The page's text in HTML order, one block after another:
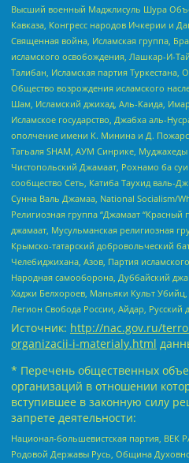
Высший военный Маджлисуль Шура
Кавказа, Конгресс народов Ичкерии и
Священная война, Исламская группа,
исламского освобождения, Лашкар-И-
Талибан, Исламская партия
Общество возрождения исламского
Шам, Исламский джихад, Аль-Каида,
Исламское государство, Джабха аль-
ополчение имени К. Минина и Д.
Тагьаля SHAM, АУМ Синрике,
Чистопольский Джамаат, Рохнамо ба
сообщество Сеть, Катиба Таухид валь-
Сунна Валь Джамаа, National Socialism/
Религиозная группа “Джамаат “Красный
джамаат, Мусульманская религиозная
Крымско-татарский добровольческий
Челебиджихана, Азов, Партия
Народная самооборона, Дуббайский
Хаджи Белхороев, Маньяки Культ
Легион Свобода России, Айдар, Русский
Источник: http://nac.gov.ru/
organizacii-i-materialy.html
* Перечень общественных
организаций в отношении
вступившее в законную силу
запрете деятельности:
Национал-большевистская партия, ВЕК
Родовой Державы Русь, Община